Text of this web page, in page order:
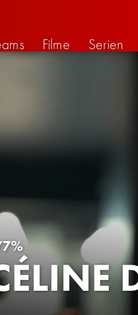
Filme Serien